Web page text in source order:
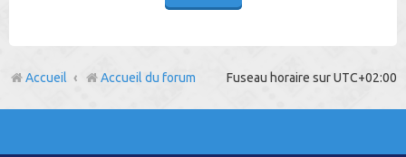
Fuseau horaire surUTC+02:00
Accueil Accueil du forum